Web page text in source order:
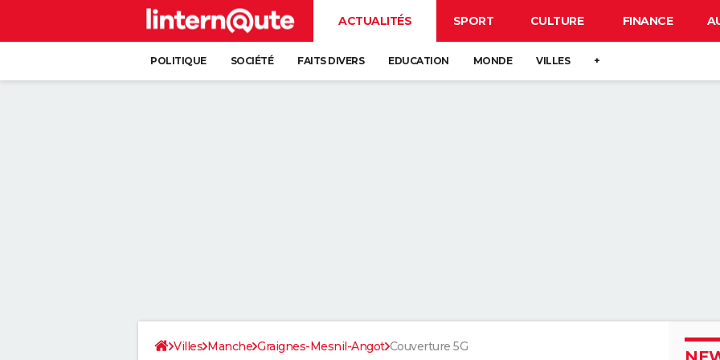
ACTUALITÉS SPORT CULTURE FINANCE
POLITIQUE SOCIÉTÉ FAITS DIVERS EDUCATION MONDE VILLES +
Villes Manche Graignes-Mesnil-Angot Couverture 5G